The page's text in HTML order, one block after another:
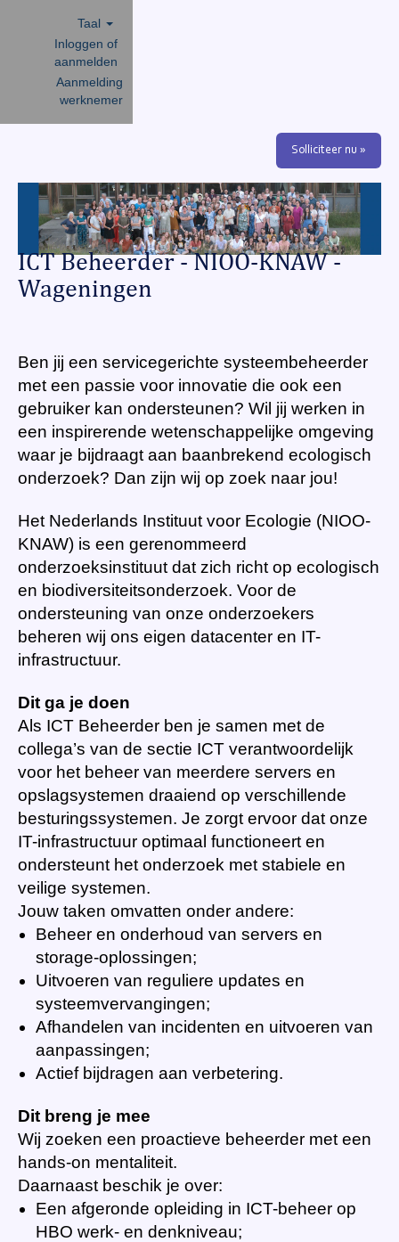
Taal
Inloggen of
aanmelden
Aanmelding
werknemer
Solliciteer nu »
ICT Beheerder - NIOO-KNAW -
Wageningen
Ben jij een servicegerichte systeembeheerder
met een passie voor innovatie die ook een
gebruiker kan ondersteunen? Wil jij werken in
een inspirerende wetenschappelijke omgeving
waar je bijdraagt aan baanbrekend ecologisch
onderzoek? Dan zijn wij op zoek naar jou!
Het Nederlands Instituut voor Ecologie (NIOO-
KNAW) is een gerenommeerd
onderzoeksinstituut dat zich richt op ecologisch
en biodiversiteitsonderzoek. Voor de
ondersteuning van onze onderzoekers
beheren wij ons eigen datacenter en IT-
infrastructuur.
Dit ga je doen
Als ICT Beheerder ben je samen met de
collega’s van de sectie ICT verantwoordelijk
voor het beheer van meerdere servers en
opslagsystemen draaiend op verschillende
besturingssystemen. Je zorgt ervoor dat onze
IT-infrastructuur optimaal functioneert en
ondersteunt het onderzoek met stabiele en
veilige systemen.
Jouw taken omvatten onder andere:
Beheer en onderhoud van servers en
storage-oplossingen;
Uitvoeren van reguliere updates en
systeemvervangingen;
Afhandelen van incidenten en uitvoeren van
aanpassingen;
Actief bijdragen aan verbetering.
Dit breng je mee
Wij zoeken een proactieve beheerder met een
hands-on mentaliteit.
Daarnaast beschik je over:
Een afgeronde opleiding in ICT-beheer op
HBO werk- en denkniveau;